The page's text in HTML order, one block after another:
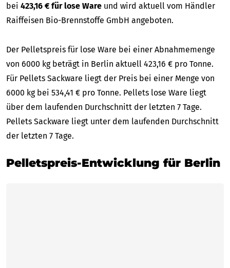
bei 423,16 € für lose Ware und wird aktuell vom Händler
Raiffeisen Bio-Brennstoffe GmbH angeboten.
Der Pelletspreis für lose Ware bei einer Abnahmemenge
von 6000 kg beträgt in Berlin aktuell 423,16 € pro Tonne.
Für Pellets Sackware liegt der Preis bei einer Menge von
6000 kg bei 534,41 € pro Tonne. Pellets lose Ware liegt
über dem laufenden Durchschnitt der letzten 7 Tage.
Pellets Sackware liegt unter dem laufenden Durchschnitt
der letzten 7 Tage.
Pelletspreis-Entwicklung für Berlin